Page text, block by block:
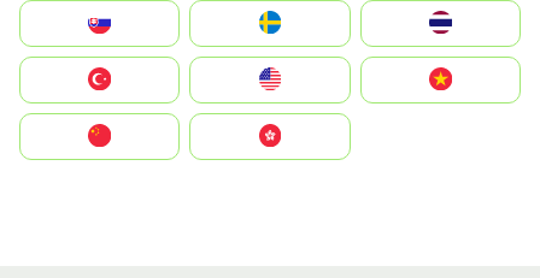
United States
中國香港特別行政區